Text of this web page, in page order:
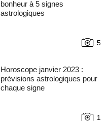
bonheur à 5 signes
astrologiques
5
Horoscope janvier 2023 :
prévisions astrologiques pour
chaque signe
1